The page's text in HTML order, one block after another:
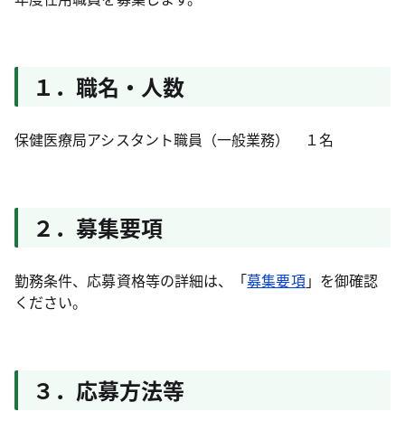
１．職名・人数
保健医療局アシスタント職員（一般業務） １名
２．募集要項
勤務条件、応募資格等の詳細は、「募集要項」を御確認
ください。
３．応募方法等